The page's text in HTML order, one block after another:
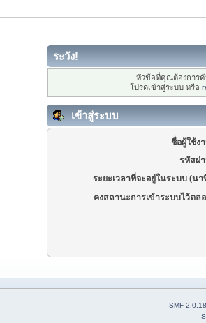
ระวัง!
หัวข้อที่คุณต้องการ
โปรดเข้าสู่ระบบ หรือ
เข้าสู่ระบบ
ชื่อผู้ใช้ง
รหัสผ่
ระยะเวลาที่จะอยู่ในระบบ (นา
คงสถานะการเข้าระบบไว้ตล
SMF 2.0.18